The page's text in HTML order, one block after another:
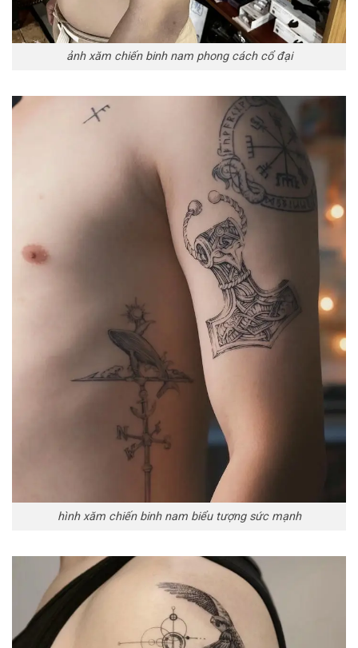
ảnh xăm chiến binh nam phong cách cổ đại
hình xăm chiến binh nam biểu tượng sức mạnh